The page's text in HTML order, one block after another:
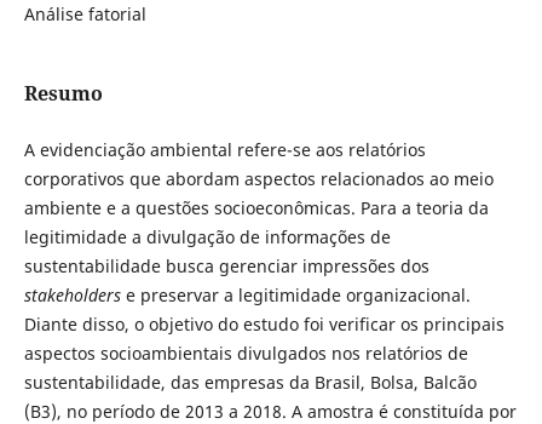
Análise fatorial
Resumo
A evidenciação ambiental refere-se aos relatórios
corporativos que abordam aspectos relacionados ao meio
ambiente e a questões socioeconômicas. Para a teoria da
legitimidade a divulgação de informações de
sustentabilidade busca gerenciar impressões dos
stakeholderse preservar a legitimidade organizacional.
Diante disso, o objetivo do estudo foi verificar os principais
aspectos socioambientais divulgados nos relatórios de
sustentabilidade, das empresas da Brasil, Bolsa, Balcão
(B3), no período de 2013 a 2018. A amostra é constituída por